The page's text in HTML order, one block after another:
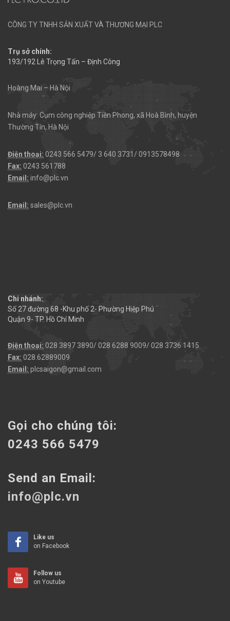
CÔNG TY TNHH SẢN XUẤT VÀ THƯƠNG MẠI PLC
Trụ sở chính:
193/192 Lê Trọng Tấn – Định Công
Hoàng Mai – Hà Nội
Nhà máy: Cụm công nghiệp Tiền Phong, xã Hoà Bình, huyện
Thường Tín, Hà Nội
Điện thoại: 0243 566 5479/ 3 640 3731/ 0913578498
Fax: 0243 561788
Email: info@plc.vn
Email: sales@plc.vn
Chi nhánh:
Số 27 đường 68 -Khu phố 2- Phường Hiệp Phú
Quận 9- TP. Hồ Chí Minh
Điện thoại: 028 3897 3890/ 028 6288 9009/ 028 3736 1415
Fax: 028.62889009
Email: plcsaigon@gmail.com
Gọi cho chúng tôi:
0243 566 5479
Send an Email:
info@plc.vn
Like us
on Facebook
Follow us
on Youtube